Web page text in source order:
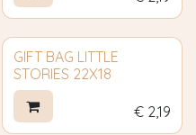
GIFT BAG LITTLE
STORIES 22X18
€ 2,19